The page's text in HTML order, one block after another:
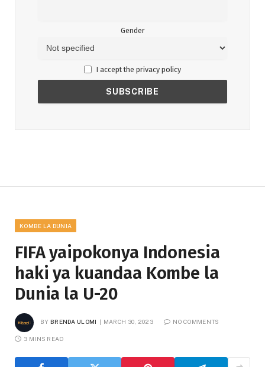
Gender
I accept the privacy policy
KOMBE LA DUNIA
FIFA yaipokonya Indonesia
haki ya kuandaa Kombe la
Dunia la U-20
BY BRENDA ULOMI MARCH 30, 2023 NO COMMENTS
3 MINS READ